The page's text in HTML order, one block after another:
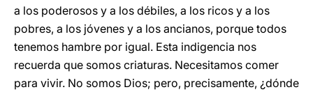
a los poderosos y a los débiles, a los ricos y a los
pobres, a los jóvenes y a los ancianos, porque todos
tenemos hambre por igual. Esta indigencia nos
recuerda que somos criaturas. Necesitamos comer
para vivir. No somos Dios; pero, precisamente, ¿dónde